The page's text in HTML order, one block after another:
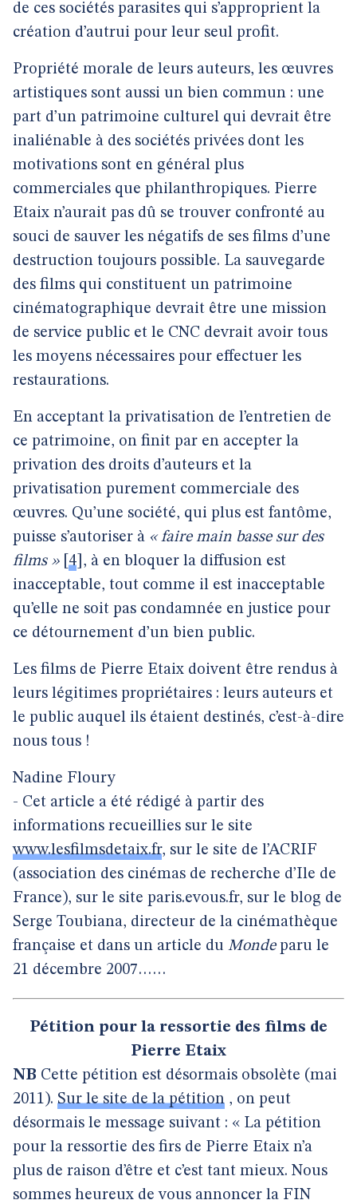
de ces sociétés parasites qui s’approprient la
création d’autrui pour leur seul profit.
Propriété morale de leurs auteurs, les œuvres
artistiques sont aussi un bien commun : une
part d’un patrimoine culturel qui devrait être
inaliénable à des sociétés privées dont les
motivations sont en général plus
commerciales que philanthropiques. Pierre
Etaix n’aurait pas dû se trouver confronté au
souci de sauver les négatifs de ses films d’une
destruction toujours possible. La sauvegarde
des films qui constituent un patrimoine
cinématographique devrait être une mission
de service public et le CNC devrait avoir tous
les moyens nécessaires pour effectuer les
restaurations.
En acceptant la privatisation de l’entretien de
ce patrimoine, on finit par en accepter la
privation des droits d’auteurs et la
privatisation purement commerciale des
œuvres. Qu’une société, qui plus est fantôme,
puisse s’autoriser à « faire main basse sur des
films »[ 4 , à en bloquer la diffusion est
inacceptable, tout comme il est inacceptable
qu’elle ne soit pas condamnée en justice pour
ce détournement d’un bien public.
Les films de Pierre Etaix doivent être rendus à
leurs légitimes propriétaires : leurs auteurs et
le public auquel ils étaient destinés, c’est-à-dire
nous tous !
Nadine Floury
- Cet article a été rédigé à partir des
informations recueillies sur le site
www.lesfilmsdetaix.fr, sur le site de l’ACRIF
(association des cinémas de recherche d’Ile de
France), sur le site paris.evous.fr, sur le blog de
Serge Toubiana, directeur de la cinémathèque
française et dans un article du Mondeparu le
21 décembre 2007……
Pétition pour la ressortie des films de
Pierre Etaix
NB Cette pétition est désormais obsolète (mai
2011). Sur le site de la pétition , on peut
désormais le message suivant : « La pétition
pour la ressortie des firs de Pierre Etaix n’a
plus de raison d’être et c’est tant mieux. Nous
sommes heureux de vous annoncer la FIN